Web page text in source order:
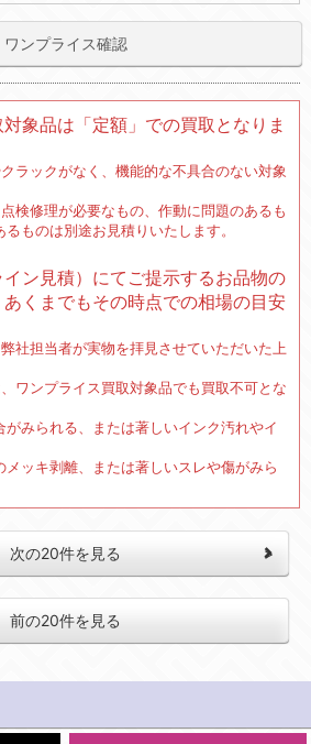
ワンプライス確認
象品は「定額」での買取となりま
ラックがなく、機能的な不具合のない対象
検修理が必要なもの、作動に問題のあるも
ものは別途お見積りいたします。
ン見積）にてご提示するお品物の
くまでもその時点での相場の目安
社担当者が実物を拝見させていただいた上
ワンプライス買取対象品でも買取不可とな
がみられる、または著しいインク汚れやイ
メッキ剥離、または著しいスレや傷がみら
次の20件を見る
前の20件を見る